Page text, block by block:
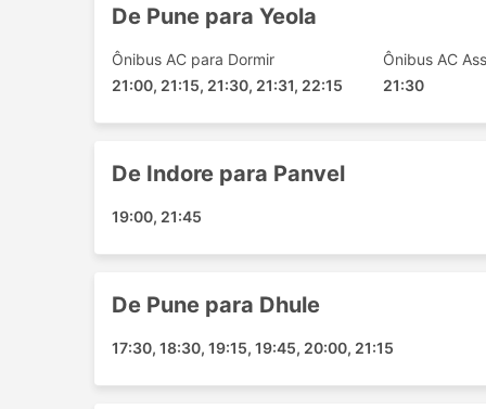
Shivaji Vatika Square
Sarvate Railway Colony
Julwania
Shirdi
Shegaon Buldhana
Patel Bridge
Sendhwa
Nagar Palika Chowk
Nagpur
De Pune para Yeola
Ônibus AC para Dormir
21:00, 21:15, 21:30, 21:31, 22:15
Ônibus AC
21:30
De Indore para Panvel
19:00, 21:45
De Pune para Dhule
17:30, 18:30, 19:15, 19:45, 20:00, 21:15